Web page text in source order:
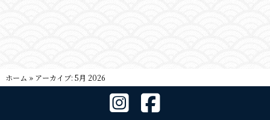
ホーム » アーカイブ: 5月 2026